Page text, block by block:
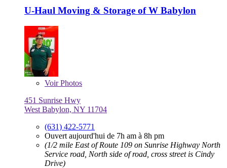
U-Haul Moving & Storage of W Babylon
VoirPhotos
451 Sunrise Hwy
West Babylon, NY 11704
(631) 422-5771
Ouvert aujourd'hui de 7h am à 8h pm
(1/2 mile East of Route 109 on Sunrise Highway North
Service road, North side of road, cross street is Cindy
Drive)